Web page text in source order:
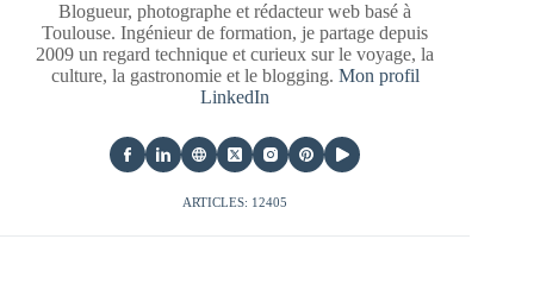
Blogueur, photographe et rédacteur web basé à
Toulouse. Ingénieur de formation, je partage depuis
2009 un regard technique et curieux sur le voyage, la
culture, la gastronomie et le blogging. Mon profil
LinkedIn
ARTICLES: 12405